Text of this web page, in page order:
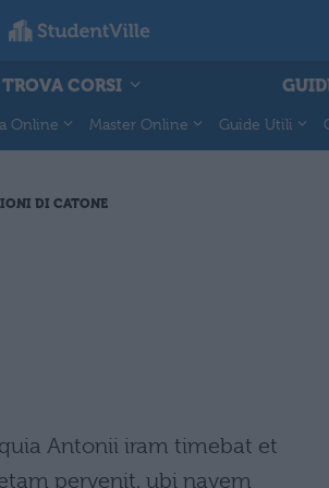
TROVA CORSI
Online Master Online Guide Utili
DI CATONE
Antonii iram timebat et
pervenit, ubi navem